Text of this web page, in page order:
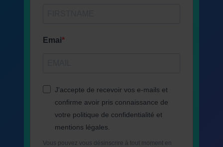
Emai
J'accepte de recevoir vos e-mails et
confirme avoir pris connaissance de
votre politique de confidentialité et
mentions légales.
Vous pouvez vous désinscrire à tout moment en